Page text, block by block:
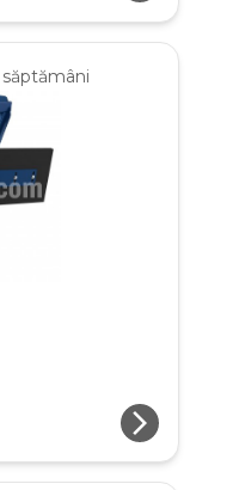
arrow_forward_ios